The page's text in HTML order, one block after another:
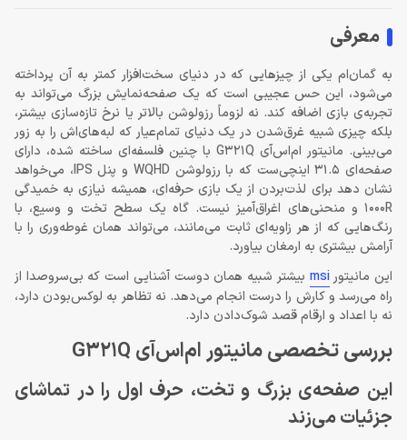
معرفی
به گمان‌ام یکی از چیزهایی که در دنیای سخت‌افزار کمتر به آن پرداخته
می‌شود، این حس عجیبی است که یک صفحه‌نمایش بزرگ می‌تواند به
تجربه‌ی بازی اضافه کند. نه لزوماً رزولوشن بالاتر یا نرخ تازه‌سازی بیشتر،
بلکه چیزی شبیه غرق‌شدن در یک دنیای تمام‌عیار که لبه‌های‌اش را به زور
می‌بینی. مانیتور ام‌اس‌آی G321Q با چنین فلسفه‌ای ساخته شده، دارای
صفحه‌ای 31.5 اینچی‌ست که با رزولوشن WQHD و پنل IPS، می‌خواهد
نشان دهد برای لذت‌بردن از یک بازی حرفه‌ای، همیشه نیازی به خمیدگی
1000R و منحنی‌های اغراق‌آمیز نیست. گاه یک سطح تخت و وسیع، با
رنگ‌هایی که از هر زاویه‌ای ثابت می‌مانند، می‌تواند همان غوطه‌وری را با
آرامش بیشتری به ارمغان بیاورد.
این مانیتورmsi بیشتر شبیه همان دوست آشنایی است که بی‌سروصدا از
راه می‌رسد و کارش را درست انجام می‌دهد. نه تظاهر به لوکس‌بودن دارد،
نه با اعداد و ارقام قصد شوک‌دادن دارد.
بررسی تخصصی مانیتور ام‌اس‌آی G321Q
این صفحه‌ی بزرگ و تخت، حرف اول را در تماشای
جزئیات می‌زند